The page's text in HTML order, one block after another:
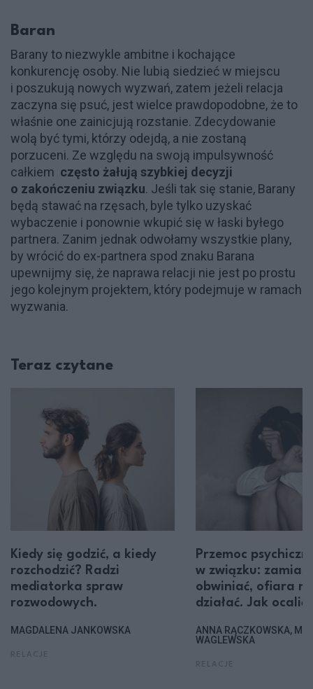
Baran
Barany to niezwykle ambitne i kochające
konkurencję osoby. Nie lubią siedzieć w miejscu
i poszukują nowych wyzwań, zatem jeżeli relacja
zaczyna się psuć, jest wielce prawdopodobne, że to
właśnie one zainicjują rozstanie. Zdecydowanie
wolą być tymi, którzy odejdą, a nie zostaną
porzuceni. Ze względu na swoją impulsywność
całkiem często żałują szybkiej decyzji
o zakończeniu związku. Jeśli tak się stanie, Barany
będą stawać na rzęsach, byle tylko uzyskać
wybaczenie i ponownie wkupić się w łaski byłego
partnera. Zanim jednak odwołamy wszystkie plany,
by wrócić do ex-partnera spod znaku Barana
upewnijmy się, że naprawa relacji nie jest po prostu
jego kolejnym projektem, który podejmuje w ramach
wyzwania.
Teraz czytane
Kiedy się godzić, a kiedy
rozchodzić? Radzi
mediatorka spraw
rozwodowych.
MAGDALENA JANKOWSKA
Przemoc
w związku:
obwiniać, ofiara
działać. Jak ocalić
ANNA RĄCZKOWSKA,
WAGLEWSKA